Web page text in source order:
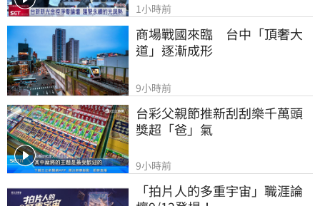
1小時前
商場戰國來臨　台中「頂奢大
道」逐漸成形
9小時前
台彩父親節推新刮刮樂千萬頭
獎超「爸」氣
9小時前
「拍片人的多重宇宙」職涯論